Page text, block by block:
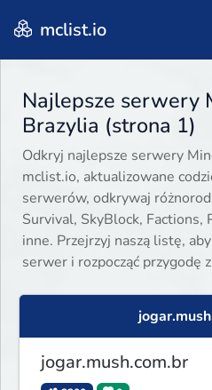
mclist.io
Najlepsze serwery
Brazylia (strona 1)
Odkryj najlepsze serwery
mclist.io, aktualizowane
serwerów, odkrywaj
Survival, SkyBlock, Factions,
inne. Przejrzyj naszą listę,
serwer i rozpocząć przygodę
jogar.mush.com.br